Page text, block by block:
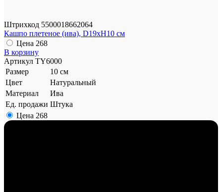
Штрихкод 5500018662064
Кашпо плетеное (ива), D19xH10 см
Цена 268
В корзину
Артикул TY6000
Размер
10 см
Цвет
Натуральный
Материал
Ива
Ед. продажи Штука
Цена 268